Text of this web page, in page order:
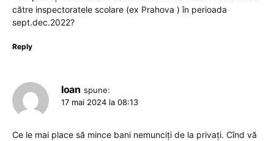
către inspectoratele scolare (ex Prahova ) în perioada
sept.dec.2022?
Reply
Ioan spune:
17 mai 2024 la 08:13
Ce le mai place să mince bani nemunciți de la privați. Cînd vă